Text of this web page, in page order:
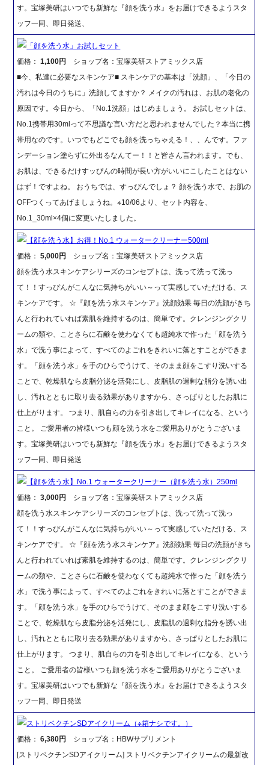
す。宝塚美研はいつでも新鮮な『顔を洗う水』をお届けできるようスタ
ッフ一同、即日発送、
「顔を洗う水」お試しセット
価格：1,100円
ショップ名：宝塚美研ストアミックス店
■今、私達に必要なスキンケア■ スキンケアの基本は「洗顔」、「今日の
汚れは今日のうちに」洗顔してますか？ メイクの汚れは、お肌の老化の
原因です。今日から、「No.1洗顔」はじめましょう。 お試しセットは、
No.1携帯用30mlって不思議な言い方だと思われませんでした？本当に携
帯用なのです。いつでもどこでも顔を洗っちゃえる！、、んです。ファ
ンデーション塗らずに外出るなんてー！！と皆さん言われます。でも、
お肌は、できるだけすッぴんの時間が長い方がいいにこしたことはない
はず！ですよね。 おうちでは、すっぴんでしょ？ 顔を洗う水で、お肌の
OFFつくってあげましょうね。※10/06より、セット内容を、
No.1_30ml×4個に変更いたしました。
【顔を洗う水】お得！No.1 ウォータークリーナー500ml
価格：5,000円
ショップ名：宝塚美研ストアミックス店
顔を洗う水スキンケアシリーズのコンセプトは、洗って洗って洗っ
て！！すっぴんがこんなに気持ちがいい～って実感していただける、ス
キンケアです。 ☆『顔を洗う水スキンケア』洗顔効果 毎日の洗顔がきち
んと行われていれば素肌を維持するのは、簡単です。クレンジングクリ
ームの類や、ことさらに石鹸を使わなくても超純水で作った「顔を洗う
水」で洗う事によって、すべてのよごれをきれいに落とすことができま
す。「顔を洗う水」を手のひらでうけて、そのまま顔をこすり洗いする
ことで、乾燥肌なら皮脂分泌を活発にし、皮脂肌の過剰な脂分を誘い出
し、汚れとともに取り去る効果がありますから、さっぱりとしたお肌に
仕上がります。 つまり、肌自らの力を引き出してキレイになる、という
こと。 ご愛用者の皆様いつも顔を洗う水をご愛用ありがとうございま
す。宝塚美研はいつでも新鮮な『顔を洗う水』をお届けできるようスタ
ッフ一同、即日発送
【顔を洗う水】No.1 ウォータークリーナー（顔を洗う水）250ml
価格：3,000円
ショップ名：宝塚美研ストアミックス店
顔を洗う水スキンケアシリーズのコンセプトは、洗って洗って洗っ
て！！すっぴんがこんなに気持ちがいい～って実感していただける、ス
キンケアです。 ☆『顔を洗う水スキンケア』洗顔効果 毎日の洗顔がきち
んと行われていれば素肌を維持するのは、簡単です。クレンジングクリ
ームの類や、ことさらに石鹸を使わなくても超純水で作った「顔を洗う
水」で洗う事によって、すべてのよごれをきれいに落とすことができま
す。「顔を洗う水」を手のひらでうけて、そのまま顔をこすり洗いする
ことで、乾燥肌なら皮脂分泌を活発にし、皮脂肌の過剰な脂分を誘い出
し、汚れとともに取り去る効果がありますから、さっぱりとしたお肌に
仕上がります。 つまり、肌自らの力を引き出してキレイになる、という
こと。 ご愛用者の皆様いつも顔を洗う水をご愛用ありがとうございま
す。宝塚美研はいつでも新鮮な『顔を洗う水』をお届けできるようスタ
ッフ一同、即日発送
ストリベクチンSDアイクリーム（※箱ナシです。）
価格：6,380円
ショップ名：HBWサプリメント
[ストリベクチンSDアイクリーム] ストリベクチンアイクリームの最新改